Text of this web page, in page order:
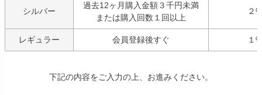
シルバー
過去12ヶ月購入金額３千円未満
または購入回数１回以上
２%
レギュラー 会員登録後すぐ １%
下記の内容をご入力の上、お進みください。